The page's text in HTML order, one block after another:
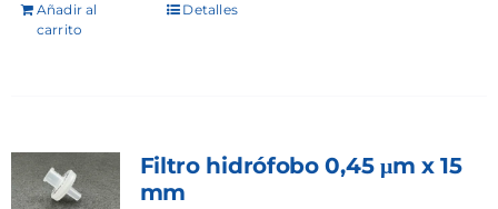
Añadir al
carrito
Detalles
Filtro hidrófobo 0,45 μm x 15
mm